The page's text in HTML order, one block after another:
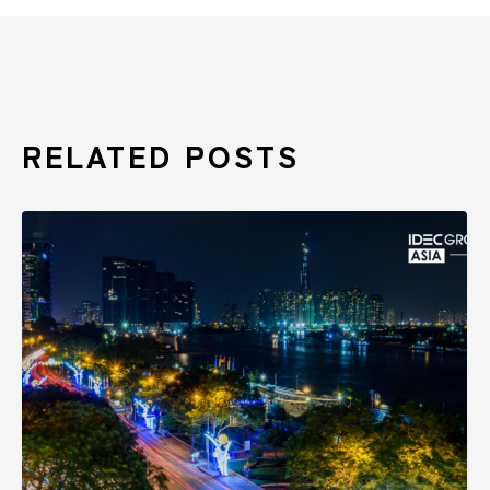
RELATED POSTS
VIETNAM
2026
–
PROSPETTIVE
DEL
MERCATO
INDUSTRIALE